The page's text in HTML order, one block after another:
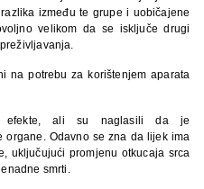
između te grupe i uobičajene
velikom da se isključe drugi
na potrebu za korištenjem aparata
efekte, ali su naglasili da je
organe. Odavno se zna da lijek ima
uključujući promjenu otkucaja srca
smrti.